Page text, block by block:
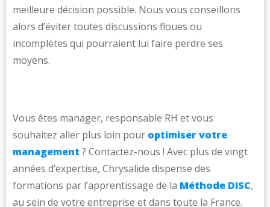
meilleure décision possible. Nous vous conseillons
alors d’éviter toutes discussions floues ou
incomplètes qui pourraient lui faire perdre ses
moyens.
Vous êtes manager, responsable RH et vous
souhaitez aller plus loin pour optimiser votre
management ? Contactez-nous ! Avec plus de vingt
années d’expertise, Chrysalide dispense des
formations par l’apprentissage de la Méthode DISC,
au sein de votre entreprise et dans toute la France.